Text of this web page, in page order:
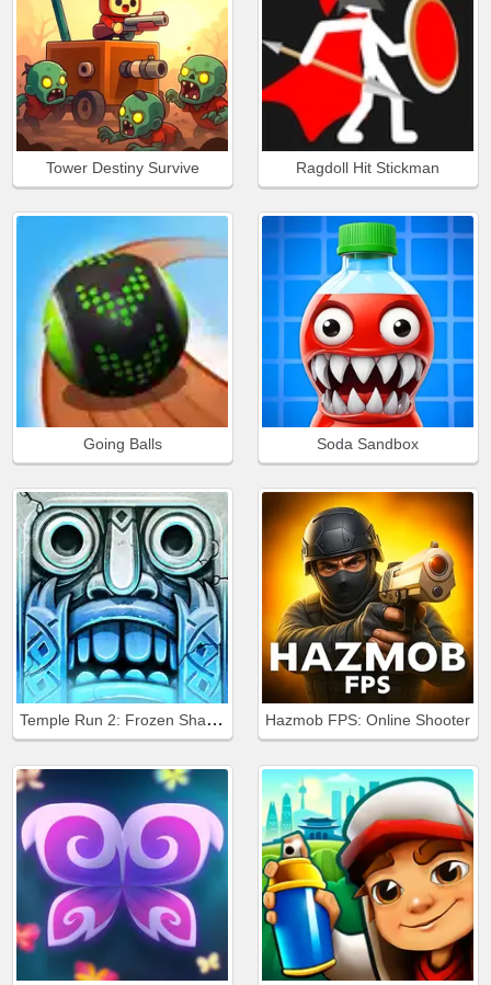
Tower Destiny Survive Ragdoll Hit Stickman
Going Balls Soda Sandbox
Temple Run 2: Frozen Shadows Hazmob FPS: Online Shooter